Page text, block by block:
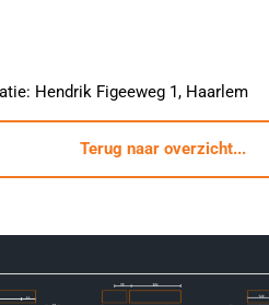
Hendrik Figeeweg 1, Haarlem
Terug naar overzicht...